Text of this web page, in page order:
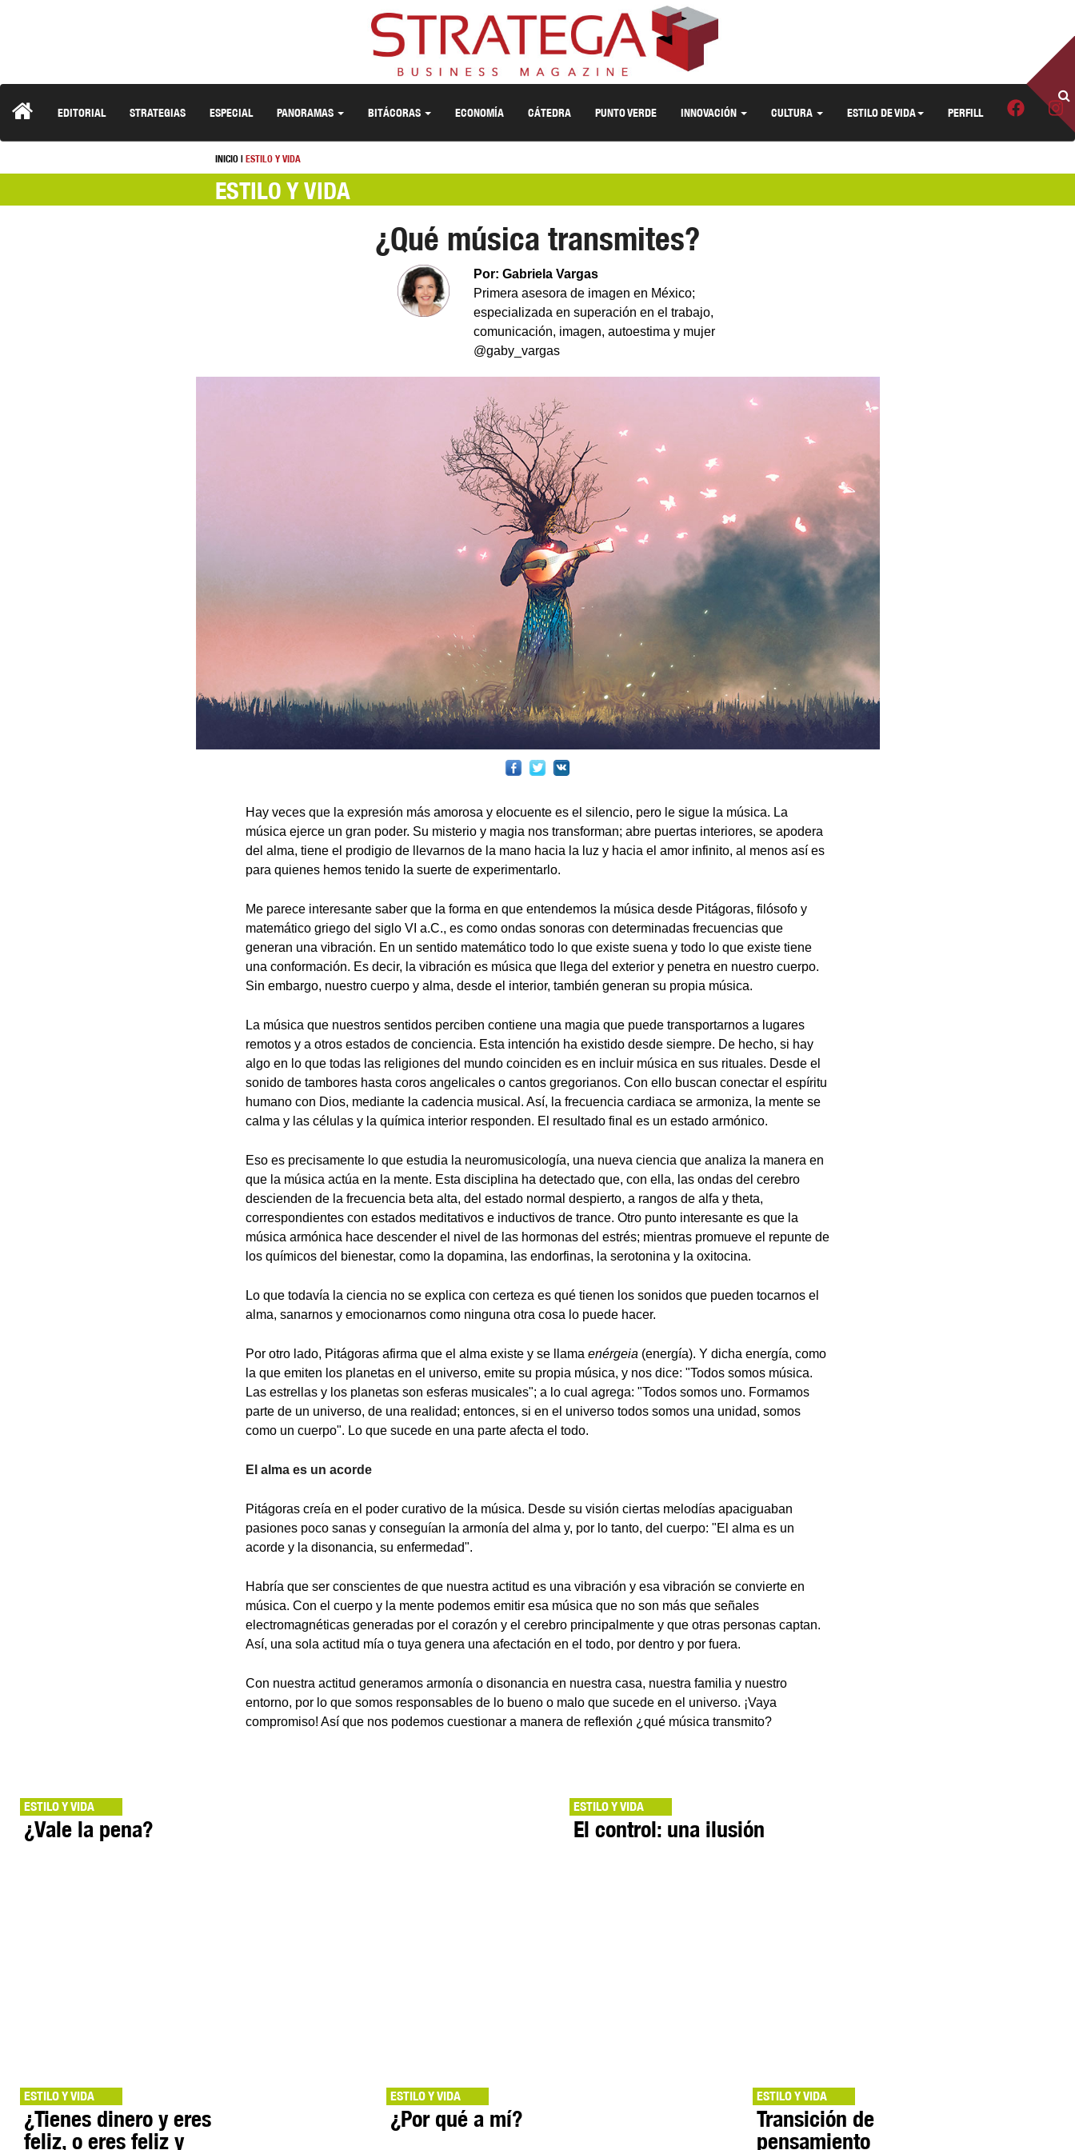
EDITORIAL STRATEGIAS ESPECIAL PANORAMAS BITÁCORAS ECONOMÍA CÁTEDRA PUNTO VERDE INNOVACIÓN CULTURA ESTILO DE VIDA PERFILL
INICIO| ESTILO Y VIDA
ESTILO Y VIDA
¿Qué música transmites?
Por: Gabriela Vargas
Primera asesora de imagen en México;
especializada en superación en el trabajo,
comunicación, imagen, autoestima y mujer
@gaby_vargas
Hay veces que la expresión más amorosa y elocuente es el silencio, pero le sigue la música. La
música ejerce un gran poder. Su misterio y magia nos transforman; abre puertas interiores, se apodera
del alma, tiene el prodigio de llevarnos de la mano hacia la luz y hacia el amor infinito, al menos así es
para quienes hemos tenido la suerte de experimentarlo.
Me parece interesante saber que la forma en que entendemos la música desde Pitágoras, filósofo y
matemático griego del siglo VI a.C., es como ondas sonoras con determinadas frecuencias que
generan una vibración. En un sentido matemático todo lo que existe suena y todo lo que existe tiene
una conformación. Es decir, la vibración es música que llega del exterior y penetra en nuestro cuerpo.
Sin embargo, nuestro cuerpo y alma, desde el interior, también generan su propia música.
La música que nuestros sentidos perciben contiene una magia que puede transportarnos a lugares
remotos y a otros estados de conciencia. Esta intención ha existido desde siempre. De hecho, si hay
algo en lo que todas las religiones del mundo coinciden es en incluir música en sus rituales. Desde el
sonido de tambores hasta coros angelicales o cantos gregorianos. Con ello buscan conectar el espíritu
humano con Dios, mediante la cadencia musical. Así, la frecuencia cardiaca se armoniza, la mente se
calma y las células y la química interior responden. El resultado final es un estado armónico.
Eso es precisamente lo que estudia la neuromusicología, una nueva ciencia que analiza la manera en
que la música actúa en la mente. Esta disciplina ha detectado que, con ella, las ondas del cerebro
descienden de la frecuencia beta alta, del estado normal despierto, a rangos de alfa y theta,
correspondientes con estados meditativos e inductivos de trance. Otro punto interesante es que la
música armónica hace descender el nivel de las hormonas del estrés; mientras promueve el repunte de
los químicos del bienestar, como la dopamina, las endorfinas, la serotonina y la oxitocina.
Lo que todavía la ciencia no se explica con certeza es qué tienen los sonidos que pueden tocarnos el
alma, sanarnos y emocionarnos como ninguna otra cosa lo puede hacer.
Por otro lado, Pitágoras afirma que el alma existe y se llama enérgeia (energía). Y dicha energía, como
la que emiten los planetas en el universo, emite su propia música, y nos dice: "Todos somos música.
Las estrellas y los planetas son esferas musicales"; a lo cual agrega: "Todos somos uno. Formamos
parte de un universo, de una realidad; entonces, si en el universo todos somos una unidad, somos
como un cuerpo". Lo que sucede en una parte afecta el todo.
El alma es un acorde
Pitágoras creía en el poder curativo de la música. Desde su visión ciertas melodías apaciguaban
pasiones poco sanas y conseguían la armonía del alma y, por lo tanto, del cuerpo: "El alma es un
acorde y la disonancia, su enfermedad".
Habría que ser conscientes de que nuestra actitud es una vibración y esa vibración se convierte en
música. Con el cuerpo y la mente podemos emitir esa música que no son más que señales
electromagnéticas generadas por el corazón y el cerebro principalmente y que otras personas captan.
Así, una sola actitud mía o tuya genera una afectación en el todo, por dentro y por fuera.
Con nuestra actitud generamos armonía o disonancia en nuestra casa, nuestra familia y nuestro
entorno, por lo que somos responsables de lo bueno o malo que sucede en el universo. ¡Vaya
compromiso! Así que nos podemos cuestionar a manera de reflexión ¿qué música transmito?
ESTILO Y VIDA
¿Vale la pena?
ESTILO Y VIDA
El control: una ilusión
ESTILO Y VIDA
¿Tienes dinero y eres
feliz, o eres feliz y
ESTILO Y VIDA
¿Por qué a mí?
ESTILO Y VIDA
Transición de
pensamiento